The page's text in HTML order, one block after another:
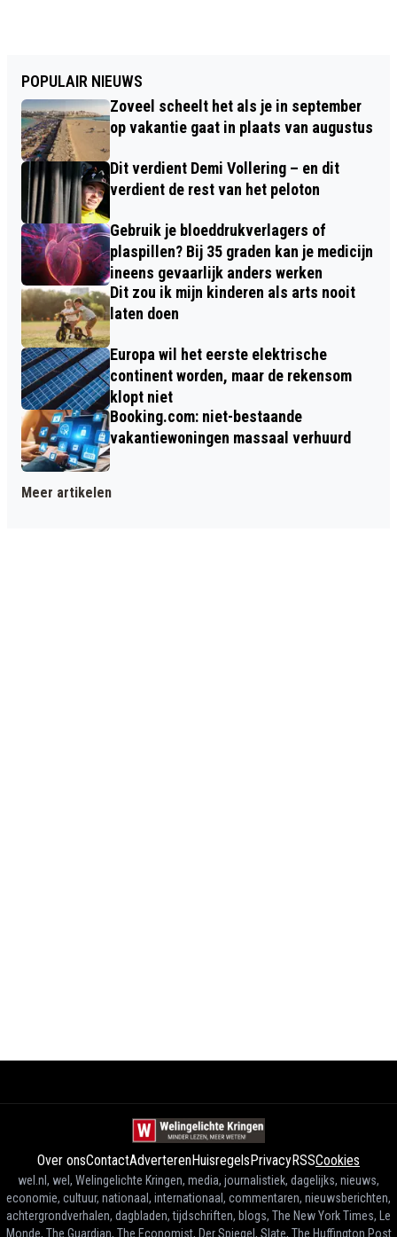
POPULAIR NIEUWS
Zoveel scheelt het als je in september
op vakantie gaat in plaats van augustus
Dit verdient Demi Vollering – en dit
verdient de rest van het peloton
Gebruik je bloeddrukverlagers of
plaspillen? Bij 35 graden kan je medicijn
ineens gevaarlijk anders werken
Dit zou ik mijn kinderen als arts nooit
laten doen
Europa wil het eerste elektrische
continent worden, maar de rekensom
klopt niet
Booking.com: niet-bestaande
vakantiewoningen massaal verhuurd
Meer artikelen
Over onsContactAdverterenHuisregelsPrivacyRSSCookies
wel.nl, wel, Welingelichte Kringen, media, journalistiek, dagelijks, nieuws,
economie, cultuur, nationaal, internationaal, commentaren, nieuwsberichten,
achtergrondverhalen, dagbladen, tijdschriften, blogs, The New York Times, Le
Monde, The Guardian, The Economist, Der Spiegel, Slate, The Huffington Post